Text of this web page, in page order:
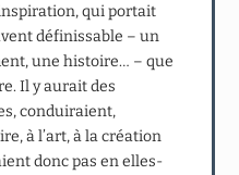
qui portait
définissable – un
une histoire… – que
Il y aurait des
conduiraient,
à l’art, à la création
donc pas en elles-